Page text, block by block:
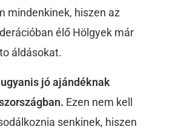
mindenkinek, hiszen az
élő Hölgyek már
áldásokat.
jó ajándéknak
Ezen nem kell
senkinek, hiszen